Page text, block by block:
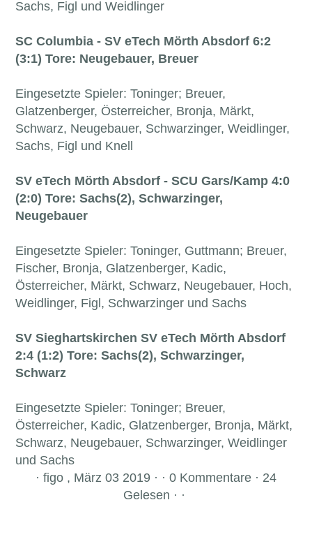
Sachs, Figl und Weidlinger
SC Columbia - SV eTech Mörth Absdorf 6:2
(3:1) Tore: Neugebauer, Breuer
Eingesetzte Spieler: Toninger; Breuer,
Glatzenberger, Österreicher, Bronja, Märkt,
Schwarz, Neugebauer, Schwarzinger, Weidlinger,
Sachs, Figl und Knell
SV eTech Mörth Absdorf - SCU Gars/Kamp 4:0
(2:0) Tore: Sachs(2), Schwarzinger,
Neugebauer
Eingesetzte Spieler: Toninger, Guttmann; Breuer,
Fischer, Bronja, Glatzenberger, Kadic,
Österreicher, Märkt, Schwarz, Neugebauer, Hoch,
Weidlinger, Figl, Schwarzinger und Sachs
SV Sieghartskirchen SV eTech Mörth Absdorf
2:4 (1:2) Tore: Sachs(2), Schwarzinger,
Schwarz
Eingesetzte Spieler: Toninger; Breuer,
Österreicher, Kadic, Glatzenberger, Bronja, Märkt,
Schwarz, Neugebauer, Schwarzinger, Weidlinger
und Sachs
· figo , März 03 2019 · · 0 Kommentare · 24
Gelesen · ·